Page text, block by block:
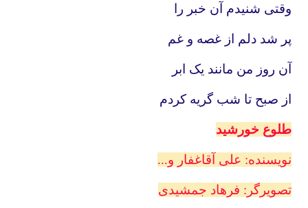
وقتی شنیدم آن خبر را
پر شد دلم از غصه و غم
آن روز من مانند یک ابر
از صبح تا شب گریه کردم
طلوع خورشید
نویسنده: علی آقاغفار و...
تصویرگر: فرهاد جمشیدی